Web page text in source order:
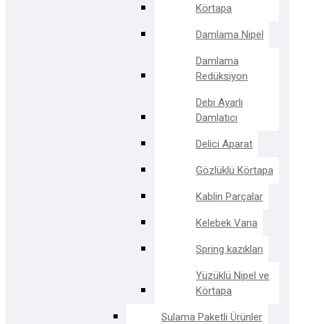
Körtapa
Damlama Nipel
Damlama
Redüksiyon
Debi Ayarlı
Damlatıcı
Delici Aparat
Gözlüklü Körtapa
Kablin Parçalar
Kelebek Vana
Spring kazıkları
Yüzüklü Nipel ve
Körtapa
Sulama Paketli Ürünler